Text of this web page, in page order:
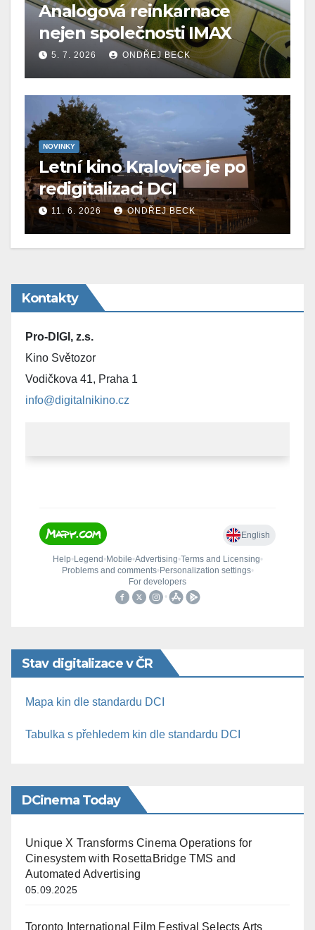
Analogová reinkarnace
nejen společnosti IMAX
5. 7. 2026 ONDŘEJ BECK
NOVINKY
Letní kino Kralovice je po
redigitalizaci DCI
11. 6. 2026 ONDŘEJ BECK
Kontakty
Pro-DIGI, z.s.
Kino Světozor
Vodičkova 41, Praha 1
info@digitalnikino.cz
Stav digitalizace v ČR
Mapa kin dle standardu DCI
Tabulka s přehledem kin dle standardu DCI
DCinema Today
Unique X Transforms Cinema Operations for
Cinesystem with RosettaBridge TMS and
Automated Advertising
05.09.2025
Toronto International Film Festival Selects Arts